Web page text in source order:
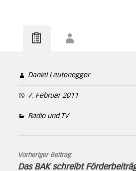
Daniel Leutenegger
7. Februar 2011
Radio und TV
Vorheriger Beitrag
Das BAK schreibt